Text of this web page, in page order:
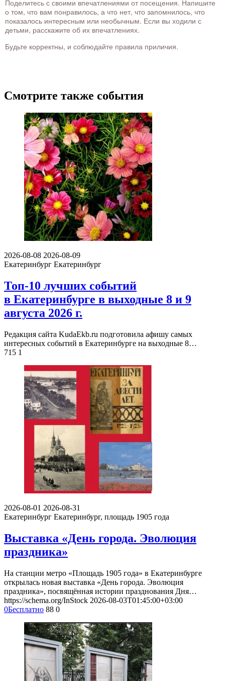
Поделитесь с своими впечатлениями от посещения. Напишите
о том, что вам понравилось, а что нет, что запомнилось, что
показалось интересным или необычным. Если вы ходили с
детьми, расскажите об их впечатлениях.
Будьте корректны, и соблюдайте правила приличия.
Смотрите также события
2026-08-08 2026-08-09
Екатеринбург Екатеринбург
Топ-10 лучших событий
в Екатеринбурге в выходные 8 и 9
августа 2026 г.
Редакция сайта KudaEkb.ru подготовила афишу самых
интересных событий в Екатеринбурге на выходные 8…
715 1
2026-08-01 2026-08-31
Екатеринбург Екатеринбург, площадь 1905 года
Выставка «День города. Эволюция
праздника»
На станции метро «Площадь 1905 года» в Екатеринбурге
открылась новая выставка «День города. Эволюция
праздника», посвящённая истории празднования Дня…
https://schema.org/InStock 2026-08-03T01:45:00+03:00
0Бесплатно 88 0